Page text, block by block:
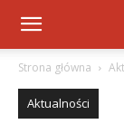
Strona główna
Aktualności